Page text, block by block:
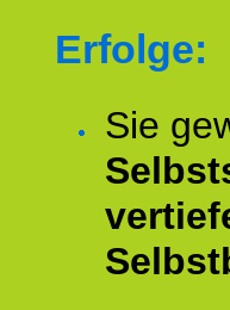
Erfolge:
Sie